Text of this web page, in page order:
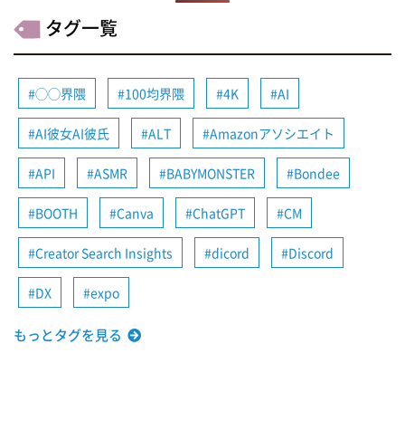
タグ一覧
◯◯界隈 100均界隈 4K AI
AI彼女AI彼氏 ALT Amazonアソシエイト
API ASMR BABYMONSTER Bondee
BOOTH Canva ChatGPT CM
Creator Search Insights dicord Discord
DX expo
もっとタグを見る